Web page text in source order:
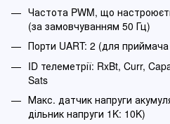
Частота PWM, що
(за замовчуванням 50 Гц)
Порти UART: 2 (для приймача
ID телеметрії: RxBt, Curr,
Sats
Макс. датчик напруги
дільник напруги 1K: 10K)